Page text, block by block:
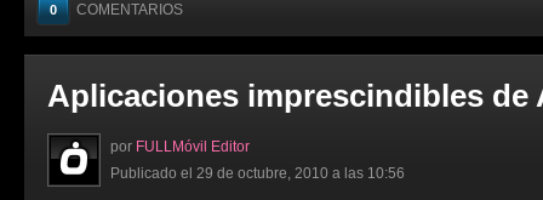
0 COMENTARIOS
Aplicaciones imprescindibles de
por FULLMóvil Editor
Publicado el 29 de octubre, 2010 a las 10:56